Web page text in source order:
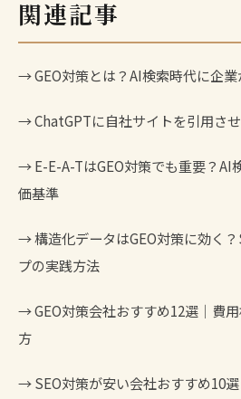
関連記事
→GEO対策とは？AI検索時代に企
→ChatGPTに自社サイトを引用さ
→E-E-A-TはGEO対策でも重要？AI
価基準
→構造化データはGEO対策に効く
プの実践方法
→GEO対策会社おすすめ12選｜費
方
→SEO対策が安い会社おすすめ10選